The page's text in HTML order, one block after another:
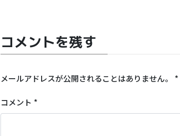
コメントを残す
メールアドレスが公開されることはありません。 *
コメント *